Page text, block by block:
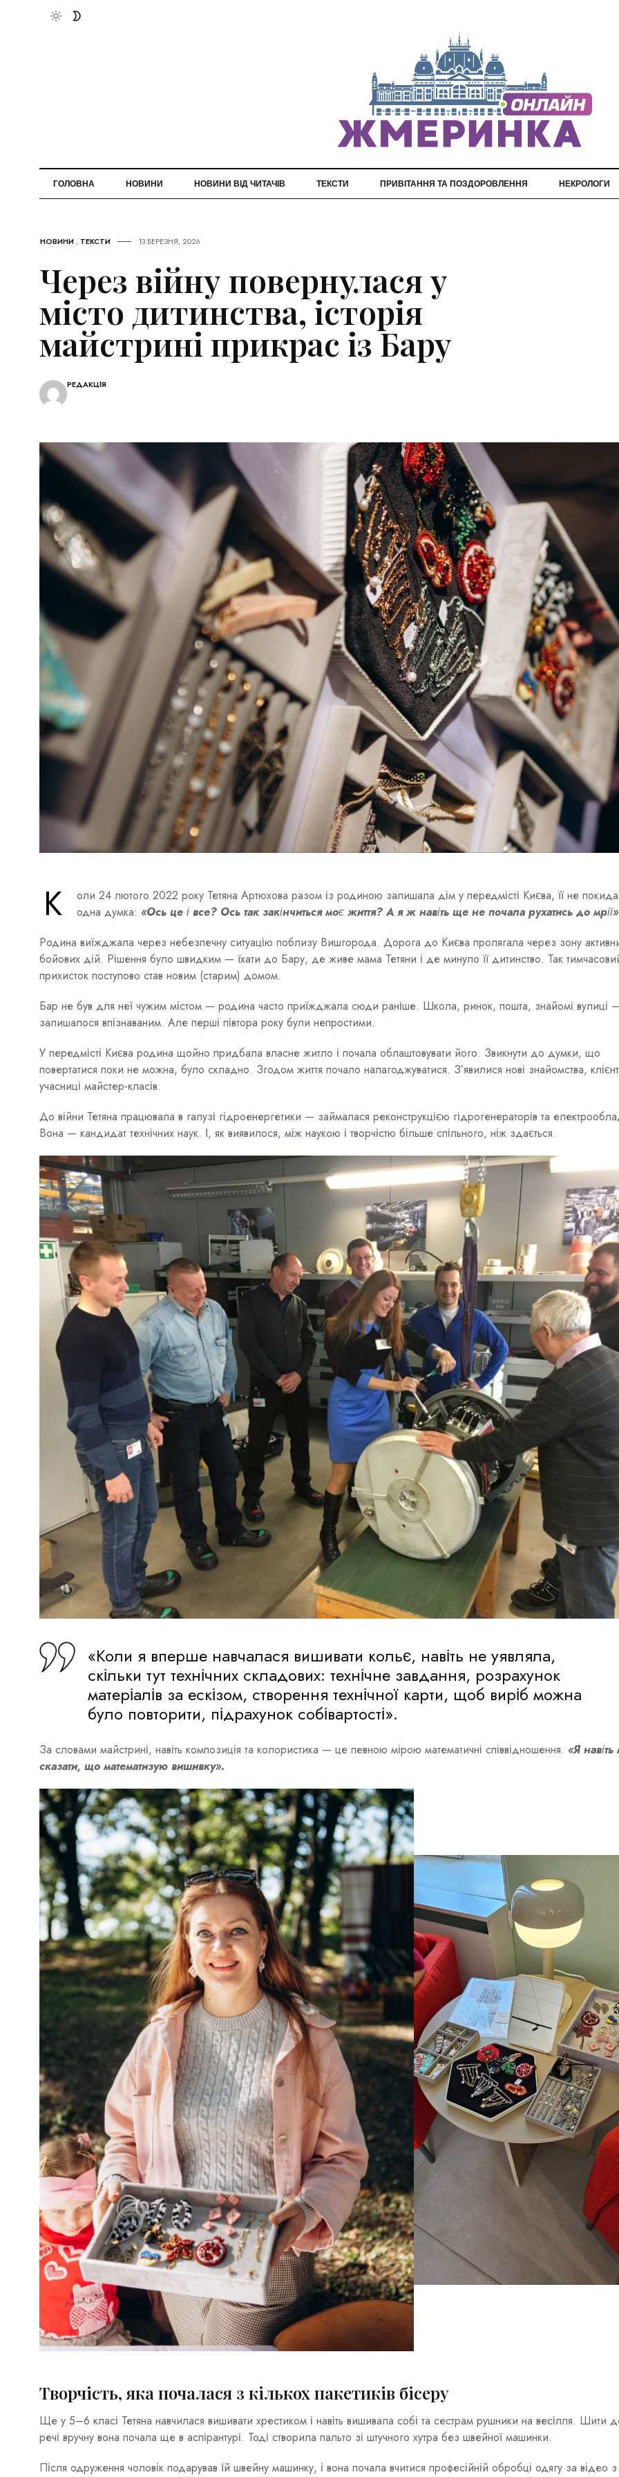
ГОЛОВНА НОВИНИ НОВИНИ ВІД ЧИТАЧІВ ТЕКСТИ ПРИВІТАННЯ ТА ПОЗДОРОВЛЕННЯ НЕКРОЛОГИ
НОВИНИ , ТЕКСТИ 13 БЕРЕЗНЯ, 2026
Через війну повернулася у
місто дитинства, історія
майстрині прикрас із Бару
РЕДАКЦІЯ
К
оли 24 лютого 2022 року Тетяна Артюхова разом із родиною залишала дім у передмісті Києва, її не
одна думка: «Ось це і все? Ось так закінчиться моє життя? А я ж навіть ще не почала рухатись до
Родина виїжджала через небезпечну ситуацію поблизу Вишгорода. Дорога до Києва пролягала через зону
бойових дій. Рішення було швидким — їхати до Бару, де живе мама Тетяни і де минуло її дитинство. Так
прихисток поступово став новим (старим) домом.
Бар не був для неї чужим містом — родина часто приїжджала сюди раніше. Школа, ринок, пошта, знайомі вулиці
залишалося впізнаваним. Але перші півтора року були непростими.
У передмісті Києва родина щойно придбала власне житло і почала облаштовувати його. Звикнути до думки, що
повертатися поки не можна, було складно. Згодом життя почало налагоджуватися. З’явилися нові знайомства,
учасниці майстер-класів.
До війни Тетяна працювала в галузі гідроенергетики — займалася реконструкцією гідрогенераторів та
Вона — кандидат технічних наук. І, як виявилося, між наукою і творчістю більше спільного, ніж здається.
«Коли я вперше навчалася вишивати кольє, навіть не уявляла,
скільки тут технічних складових: технічне завдання, розрахунок
матеріалів за ескізом, створення технічної карти, щоб виріб можна
було повторити, підрахунок собівартості».
За словами майстрині, навіть композиція та колористика — це певною мірою математичні співвідношення. «Я
сказати, що математизую вишивку».
Творчість, яка почалася з кількох пакетиків бісеру
Ще у 5–6 класі Тетяна навчилася вишивати хрестиком і навіть вишивала собі та сестрам рушники на весілля. Шити
речі вручну вона почала ще в аспірантурі. Тоді створила пальто зі штучного хутра без швейної машинки.
Після одруження чоловік подарував їй швейну машинку, і вона почала вчитися професійній обробці одягу за відео з